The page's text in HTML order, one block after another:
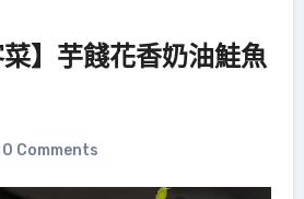
菜】芋餞花香奶油鮭魚
0 Comments